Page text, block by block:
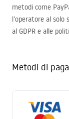
metodi come
l’operatore al
al GDPR e alle
Metodi di